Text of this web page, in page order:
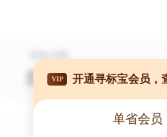
VIP 开通寻标宝会员，
单省会员